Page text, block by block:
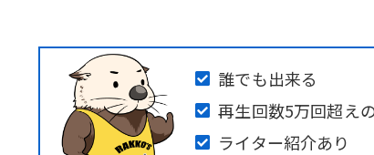
誰でも出来る
再生回数5万回超え
ライター紹介あり